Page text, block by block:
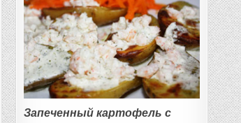
Запеченный картофель с